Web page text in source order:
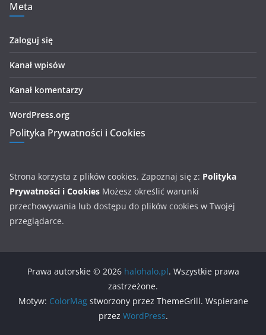
Meta
Zaloguj się
Kanał wpisów
Kanał komentarzy
WordPress.org
Polityka Prywatności i Cookies
Strona korzysta z plików cookies. Zapoznaj się z: Polityka
Prywatności i Cookies Możesz określić warunki
przechowywania lub dostępu do plików cookies w Twojej
przeglądarce.
Prawa autorskie © 2026 halohalo.pl. Wszystkie prawa
zastrzeżone.
Motyw: ColorMagstworzony przez ThemeGrill. Wspierane
przez WordPress.